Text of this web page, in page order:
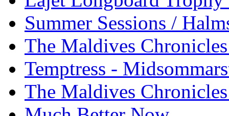
Summer Sessions /
The Maldives
Temptress -
The Maldives